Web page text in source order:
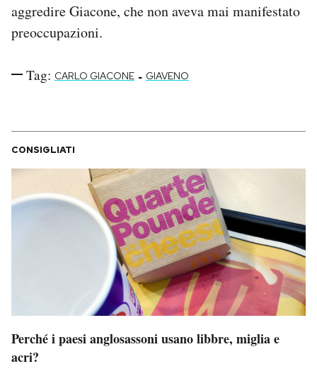
aggredire Giacone, che non aveva mai manifestato
preoccupazioni.
Tag: CARLO GIACONE - GIAVENO
CONSIGLIATI
Perché i paesi anglosassoni usano libbre, miglia e
acri?